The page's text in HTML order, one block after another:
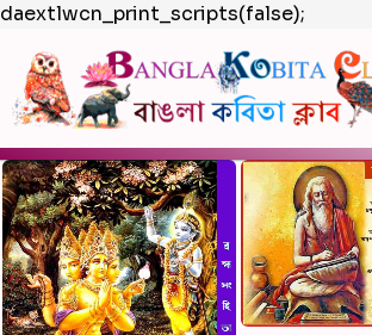
daextlwcn_print_scripts(false);